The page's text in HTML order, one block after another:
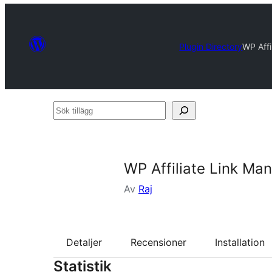
Plugin DirectoryWP
Sök
WP Affiliate Link
Av Raj
Detaljer Recensioner Installation
Statistik